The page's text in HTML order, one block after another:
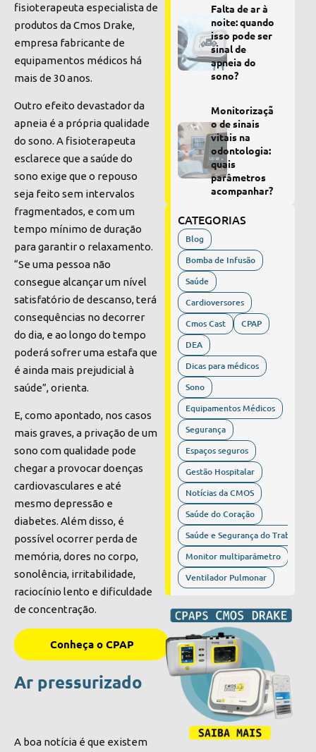
fisioterapeuta especialista de
produtos da Cmos Drake,
empresa fabricante de
equipamentos médicos há
mais de 30 anos.
Outro efeito devastador da
apneia é a própria qualidade
do sono. A fisioterapeuta
esclarece que a saúde do
sono exige que o repouso
seja feito sem intervalos
fragmentados, e com um
tempo mínimo de duração
para garantir o relaxamento.
“Se uma pessoa não
consegue alcançar um nível
satisfatório de descanso, terá
consequências no decorrer
do dia, e ao longo do tempo
poderá sofrer uma estafa que
é ainda mais prejudicial à
saúde”, orienta.
E, como apontado, nos casos
mais graves, a privação de um
sono com qualidade pode
chegar a provocar doenças
cardiovasculares e até
mesmo depressão e
diabetes. Além disso, é
possível ocorrer perda de
memória, dores no corpo,
sonolência, irritabilidade,
raciocínio lento e dificuldade
de concentração.
Conheça o CPAP
Ar pressurizado
A boa notícia é que existem
Falta de ar à
noite: quando
isso pode ser
sinal de
apneia do
sono?
Monitorizaçã
o de sinais
vitais na
odontologia:
quais
parâmetros
acompanhar?
CATEGORIAS
Blog
Bomba de Infusão
Saúde
Cardioversores
Cmos Cast
CPAP
DEA
Dicas para médicos
Sono
Equipamentos Médicos
Segurança
Espaços seguros
Gestão Hospitalar
Notícias da CMOS
Saúde do Coração
Saúde e Segurança do Trabalho
Monitor multiparâmetro
Ventilador Pulmonar